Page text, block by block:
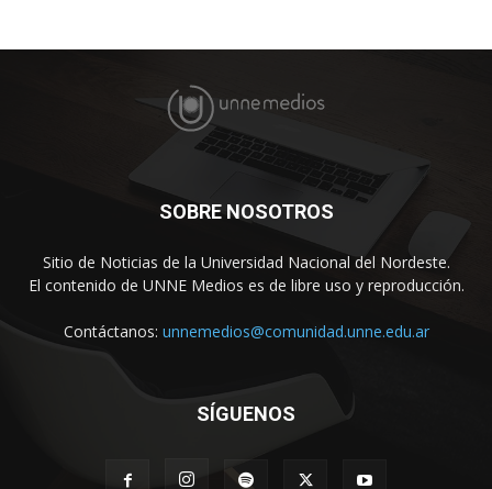
SOBRE NOSOTROS
Sitio de Noticias de la Universidad Nacional del Nordeste.
El contenido de UNNE Medios es de libre uso y reproducción.
Contáctanos: unnemedios@comunidad.unne.edu.ar
SÍGUENOS